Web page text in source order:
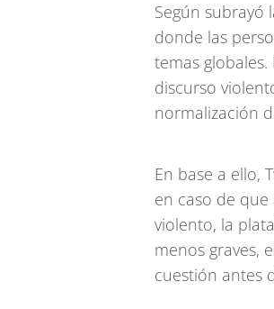
Según subrayó
donde las
temas
discurso
normalización
En base a ello,
en caso de
violento, la
menos graves,
cuestión antes